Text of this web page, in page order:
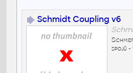
Schmidt Coupling v6
spojů -